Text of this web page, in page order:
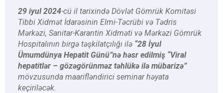
29 iyul 2024-cü il tarixində Dövlət Gömrük Komitəsi
Tibbi Xidmət İdarəsinin Elmi-Təcrübi və Tədris
Mərkəzi, Sanitar-Karantin Xidməti və Mərkəzi Gömrük
Hospitalının birgə təşkilatçılığı ilə “28 İyul
Ümumdünya Hepatit Günü”nə həsr edilmiş “Viral
hepatitlər – gözəgörünməz təhlükə ilə mübarizə”
mövzusunda maarifləndirici seminar həyata
keçiriləcək.